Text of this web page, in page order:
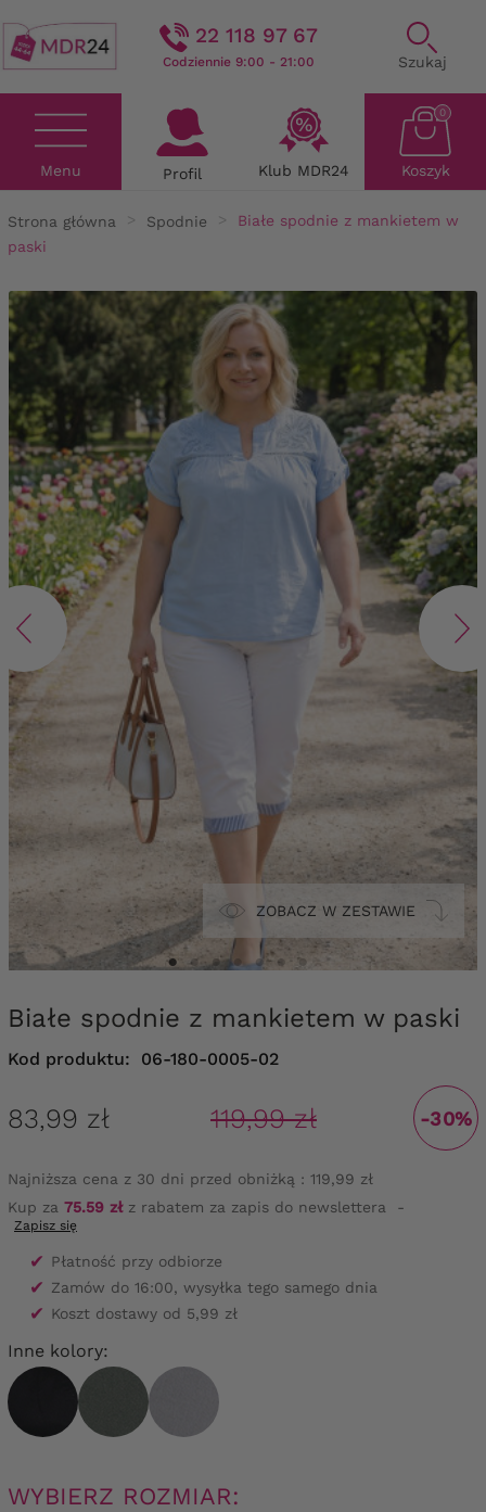
22 118 97 67
Codziennie 9:00 - 21:00 Szukaj
Menu Profil Klub MDR24 Koszyk
0
Strona główna Spodnie
Białe spodnie z mankietem w
paski
ZOBACZ W ZESTAWIE
Białe spodnie z mankietem w paski
Kod produktu: 06-180-0005-02
83,99 zł 119,99 zł -30%
Najniższa cena z 30 dni przed obniżką : 119,99 zł
Kup za 75.59 złz rabatem za zapis do newslettera -
Zapisz się
✔ Płatność przy odbiorze
✔ Zamów do 16:00, wysyłka tego samego dnia
✔ Koszt dostawy od 5,99 zł
Inne kolory:
WYBIERZ ROZMIAR: